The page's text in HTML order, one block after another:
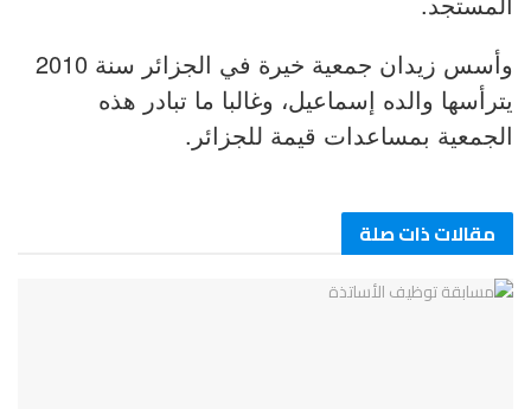
وأسس زيدان جمعية خيرة في الجزائر سنة 2010
يترأسها والده إسماعيل، وغالبا ما تبادر هذه
الجمعية بمساعدات قيمة للجزائر.
مقالات ذات صلة